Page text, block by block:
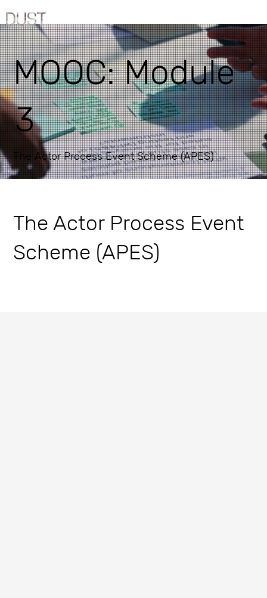
MOOC: Module
3
The Actor Process Event Scheme (APES)
The Actor Process Event
Scheme (APES)